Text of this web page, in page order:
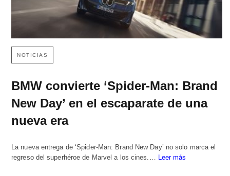
NOTICIAS
BMW convierte ‘Spider-Man: Brand
New Day’ en el escaparate de una
nueva era
La nueva entrega de ‘Spider-Man: Brand New Day’ no solo marca el
regreso del superhéroe de Marvel a los cines.… Leer más